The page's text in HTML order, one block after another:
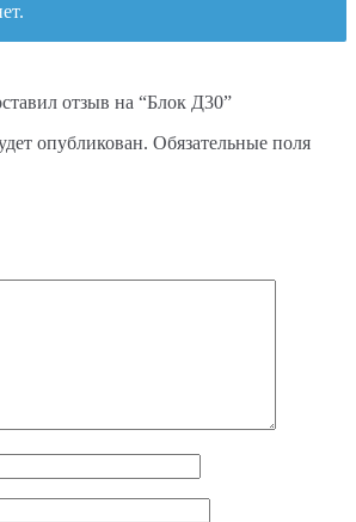
отзыв на “Блок Д30”
опубликован. Обязательные поля